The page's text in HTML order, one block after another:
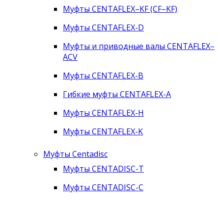
Муфты CENTAFLEX–KF (CF–KF)
Муфты CENTAFLEX-D
Муфты и приводные валы CENTAFLEX–
ACV
Муфты CENTAFLEX-B
Гибкие муфты CENTAFLEX-A
Муфты CENTAFLEX-H
Муфты CENTAFLEX-K
Муфты Centadisc
Муфты CENTADISC-T
Муфты CENTADISC-C